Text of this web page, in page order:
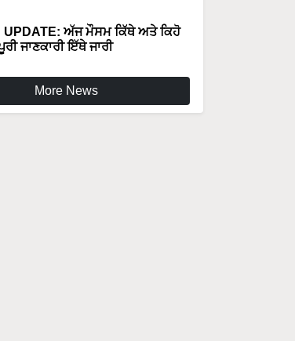
UPDATE: ਅੱਜ ਮੌਸਮ ਕਿੱਥੇ ਅਤੇ ਕਿਹੋ
ਜਾਣਕਾਰੀ ਇੱਥੇ ਜਾਰੀ
More News